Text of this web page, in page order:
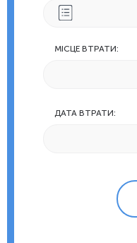
МІСЦЕ ВТРАТИ:
ДАТА ВТРАТИ: